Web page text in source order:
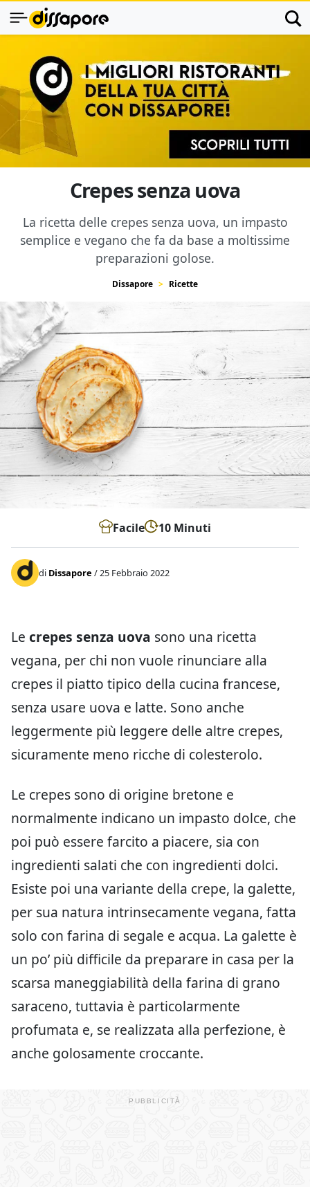
Crepes senza uova
La ricetta delle crepes senza uova, un impasto
semplice e vegano che fa da base a moltissime
preparazioni golose.
Dissapore Ricette
Facile 10 Minuti
di Dissapore / 25 Febbraio 2022
Le crepes senza uova sono una ricetta
vegana, per chi non vuole rinunciare alla
crepes il piatto tipico della cucina francese,
senza usare uova e latte. Sono anche
leggermente più leggere delle altre crepes,
sicuramente meno ricche di colesterolo.
Le crepes sono di origine bretone e
normalmente indicano un impasto dolce, che
poi può essere farcito a piacere, sia con
ingredienti salati che con ingredienti dolci.
Esiste poi una variante della crepe, la galette,
per sua natura intrinsecamente vegana, fatta
solo con farina di segale e acqua. La galette è
un po’ più difficile da preparare in casa per la
scarsa maneggiabilità della farina di grano
saraceno, tuttavia è particolarmente
profumata e, se realizzata alla perfezione, è
anche golosamente croccante.